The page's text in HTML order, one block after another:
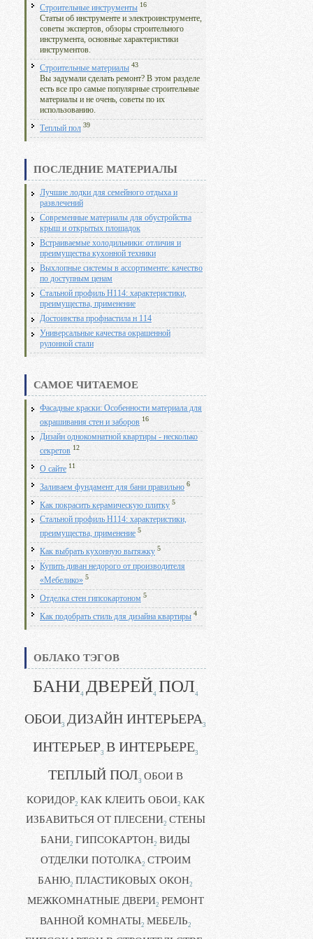
Строительные инструменты 16
Статьи об инструменте и электроинструменте,
советы экспертов, обзоры строительного
инструмента, основные характеристики
инструментов.
Строительные материалы 43
Вы задумали сделать ремонт? В этом разделе
есть все про самые популярные строительные
материалы и не очень, советы по их
использованию.
Теплый пол 39
ПОСЛЕДНИЕ МАТЕРИАЛЫ
Лучшие лодки для семейного отдыха и
развлечений
Современные материалы для обустройства
крыш и открытых площадок
Встраиваемые холодильники: отличия и
преимущества кухонной техники
Выхлопные системы в ассортименте: качество
по доступным ценам
Стальной профиль Н114: характеристики,
преимущества, применение
Достоинства профнастила н 114
Универсальные качества окрашенной
рулонной стали
САМОЕ ЧИТАЕМОЕ
Фасадные краски: Особенности материала для
окрашивания стен и заборов 16
Дизайн однокомнатной квартиры - несколько
секретов 12
О сайте 11
Заливаем фундамент для бани правильно 6
Как покрасить керамическую плитку 5
Стальной профиль Н114: характеристики,
преимущества, применение 5
Как выбрать кухонную вытяжку 5
Купить диван недорого от производителя
«Мебелико» 5
Отделка стен гипсокартоном 5
Как подобрать стиль для дизайна квартиры 4
ОБЛАКО ТЭГОВ
БАНИ4 ДВЕРЕЙ4 ПОЛ4
ОБОИ3 ДИЗАЙН ИНТЕРЬЕРА3
ИНТЕРЬЕР3 В ИНТЕРЬЕРЕ3
ТЕПЛЫЙ ПОЛ3 ОБОИ В
КОРИДОР2 КАК КЛЕИТЬ ОБОИ2 КАК
ИЗБАВИТЬСЯ ОТ ПЛЕСЕНИ2 СТЕНЫ
БАНИ2 ГИПСОКАРТОН2 ВИДЫ
ОТДЕЛКИ ПОТОЛКА2 СТРОИМ
БАНЮ2 ПЛАСТИКОВЫХ ОКОН2
МЕЖКОМНАТНЫЕ ДВЕРИ2 РЕМОНТ
ВАННОЙ КОМНАТЫ2 МЕБЕЛЬ2